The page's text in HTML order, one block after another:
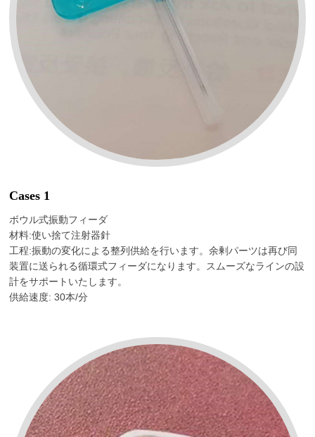
Cases 1
ボウル式振動フィーダ
材料:使い捨て注射器針
工程:振動の変化による整列供給を行います。余剰パーツは再び同
装置に送られる循環式フィーダになります。スムーズなラインの設
計をサポートいたします。
供給速度: 30本/分